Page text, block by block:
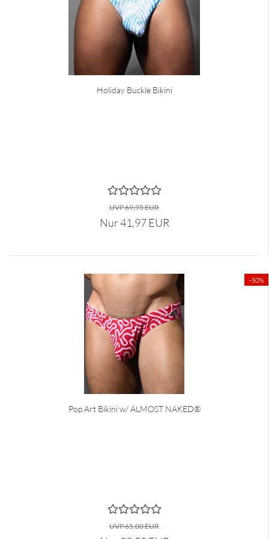
Holiday Buckle Bikini
UVP 69,95 EUR
Nur 41,97 EUR
-50%
Pop Art Bikini w/ ALMOST NAKED®
UVP 65,00 EUR